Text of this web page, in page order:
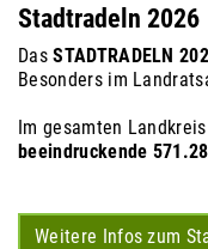
Stadtradeln 2026
DasSTADTRADELN
Besonders im
Im gesamten
beeindruckende
Weitere Infos zum